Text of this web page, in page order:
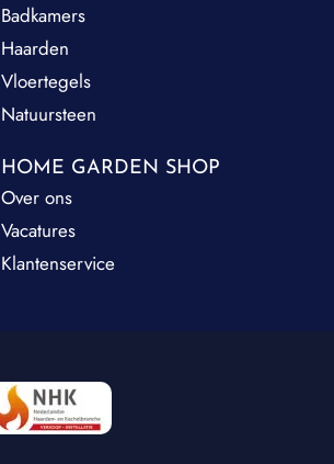
Badkamers
Haarden
Vloertegels
Natuursteen
HOME GARDEN SHOP
Over ons
Vacatures
Klantenservice